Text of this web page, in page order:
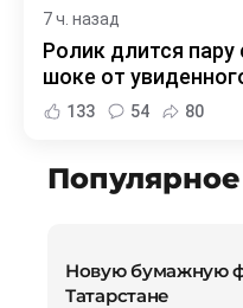
7 ч. назад
Ролик длится пару
шоке от
133 54 80
Популярное
Новую бумажную
Татарстане